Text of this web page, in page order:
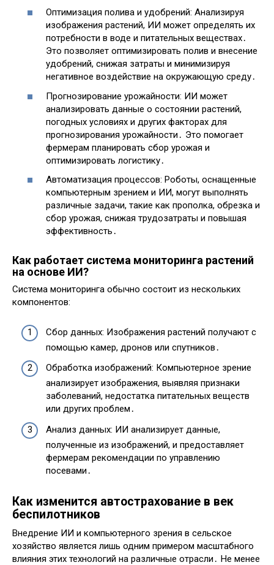
Оптимизация полива и удобрений: Анализируя
изображения растений, ИИ может определять их
потребности в воде и питательных веществах․
Это позволяет оптимизировать полив и внесение
удобрений, снижая затраты и минимизируя
негативное воздействие на окружающую среду․
Прогнозирование урожайности: ИИ может
анализировать данные о состоянии растений,
погодных условиях и других факторах для
прогнозирования урожайности․ Это помогает
фермерам планировать сбор урожая и
оптимизировать логистику․
Автоматизация процессов: Роботы, оснащенные
компьютерным зрением и ИИ, могут выполнять
различные задачи, такие как прополка, обрезка и
сбор урожая, снижая трудозатраты и повышая
эффективность․
Как работает система мониторинга растений
на основе ИИ?
Система мониторинга обычно состоит из нескольких
компонентов:
Сбор данных: Изображения растений получают с
помощью камер, дронов или спутников․
Обработка изображений: Компьютерное зрение
анализирует изображения, выявляя признаки
заболеваний, недостатка питательных веществ
или других проблем․
Анализ данных: ИИ анализирует данные,
полученные из изображений, и предоставляет
фермерам рекомендации по управлению
посевами․
Как изменится автострахование в век
беспилотников
Внедрение ИИ и компьютерного зрения в сельское
хозяйство является лишь одним примером масштабного
влияния этих технологий на различные отрасли․ Не менее